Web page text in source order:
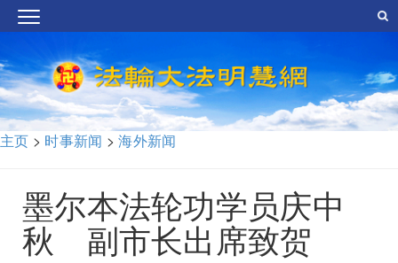
主页 > 时事新闻 >海外新闻
墨尔本法轮功学员庆中
秋 副市长出席致贺